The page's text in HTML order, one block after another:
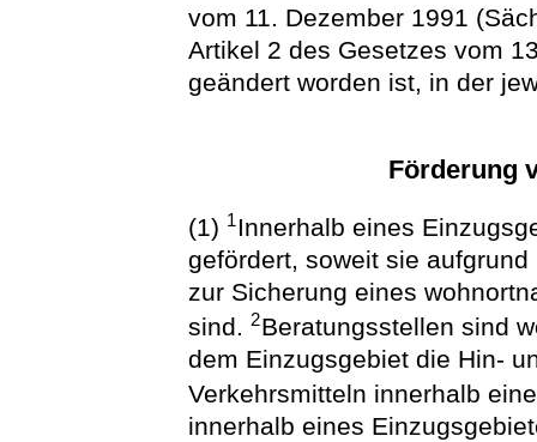
vom 11. Dezember 1991
Artikel 2 des Gesetzes vom
geändert worden ist, in der
Förderung
(1) 1 Innerhalb eines
gefördert, soweit sie
zur Sicherung eines
sind.2Beratungsstellen sind
dem Einzugsgebiet die Hin-
Verkehrsmitteln innerhalb
innerhalb eines